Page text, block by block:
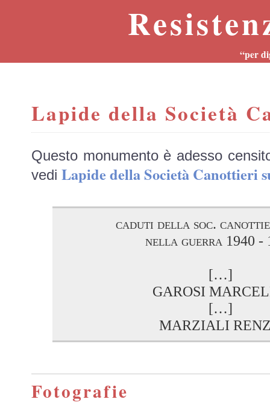
“per
Lapide della Società
Questo monumento è adesso
vedi Lapide della Società Canottieri
caduti della soc.
nella guerra 1940 -
[…]
GAROSI
[…]
MARZIALI
Fotografie